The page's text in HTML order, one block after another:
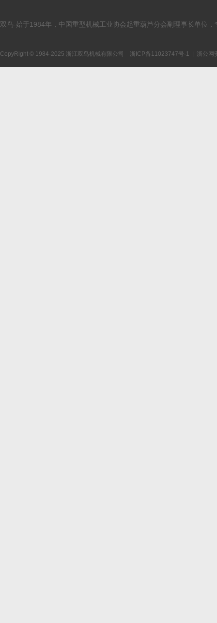
双鸟-始于1984年，中国重型机械工业协会起重葫芦分会副理事长单位
CopyRight © 1984-2025 浙江双鸟机械有限公司 浙ICP备11023747号-1 浙公网